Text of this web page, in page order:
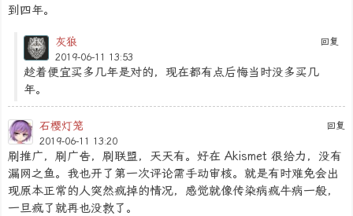
到四年。
回复
灰狼
2019-06-11 13:53
趁着便宜买多几年是对的，现在都有点后悔当时没多买几
年。
回复
石樱灯笼
2019-06-11 13:20
刷推广，刷广告，刷联盟，天天有。好在 Akismet 很给力，没有
漏网之鱼。我也开了第一次评论需手动审核。就是有时难免会出
现原本正常的人突然疯掉的情况，感觉就像传染病疯牛病一般，
一旦疯了就再也没救了。